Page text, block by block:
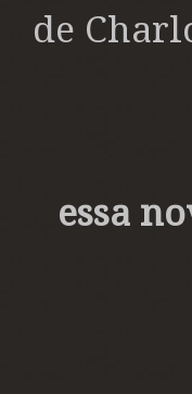
de
essa